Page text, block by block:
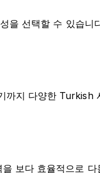
을 선택할 수 있습니
지 다양한 Turkish
보다 효율적으로 다